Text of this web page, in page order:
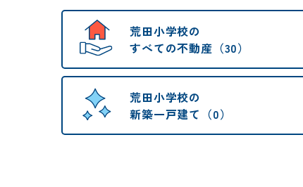
荒田小学校の
すべての不動産（30）
荒田小学校の
新築一戸建て（0）